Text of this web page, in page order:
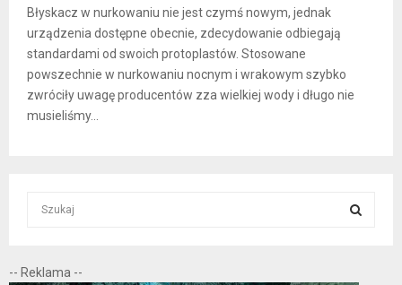
Błyskacz w nurkowaniu nie jest czymś nowym, jednak
urządzenia dostępne obecnie, zdecydowanie odbiegają
standardami od swoich protoplastów. Stosowane
powszechnie w nurkowaniu nocnym i wrakowym szybko
zwróciły uwagę producentów zza wielkiej wody i długo nie
musieliśmy...
c
E
-- Reklama --